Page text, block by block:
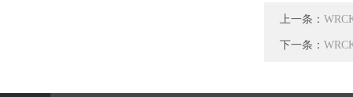
上一条：
下一条：